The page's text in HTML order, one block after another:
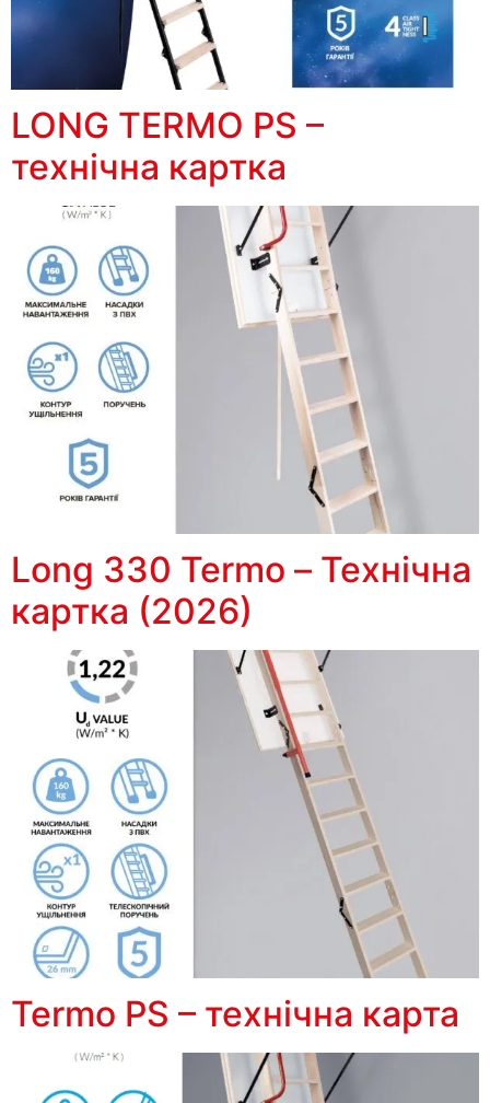
LONG TERMO PS –
технічна картка
Long 330 Termo – Технічна
картка (2026)
Termo PS – технічна карта